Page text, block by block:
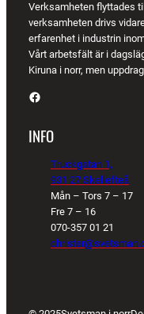
Verksamheten flyttades
verksamheten drivs
erfarenhet i industrin
Vårt arbetsfält är i
Kiruna i norr, men
Facebook
INFO
Truckgatan 1,
931 27 Skellefteå
Mån – Tors 7 – 17
Fre 7 – 16
070-357 01 21